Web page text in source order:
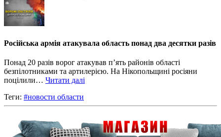
Російська армія атакувала область понад два десятки разів
Понад 20 разів ворог атакував п’ять районів області
безпілотниками та артилерією. На Нікопольщині росіяни
поцілили… Читати далі
Теги: #новости области